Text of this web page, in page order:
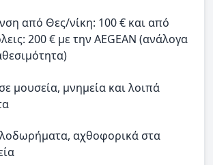
από Θες/νίκη: 100 € και από
200 € με την AEGEAN (ανάλογα
μουσεία, μνημεία και λοιπά
αχθοφορικά στα